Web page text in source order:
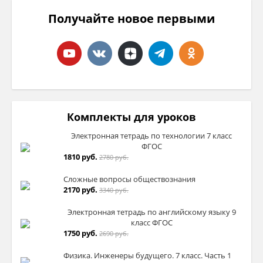
Получайте новое первыми
Комплекты для уроков
Электронная тетрадь по технологии 7 класс
ФГОС
1810 руб. 2780 руб.
Сложные вопросы обществознания
2170 руб. 3340 руб.
Электронная тетрадь по английскому языку 9
класс ФГОС
1750 руб. 2690 руб.
Физика. Инженеры будущего. 7 класс. Часть 1